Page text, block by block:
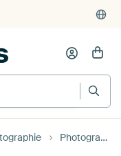
Photographie d'Architecture